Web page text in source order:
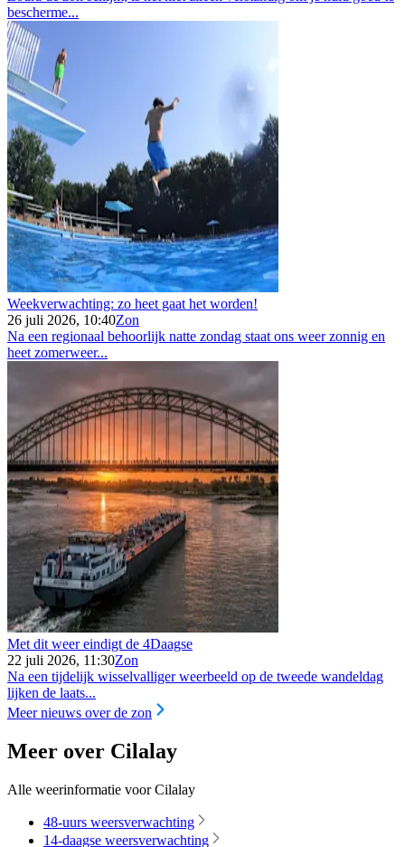
bescherme...
Weekverwachting: zo heet gaat het worden!
26 juli 2026, 10:40Zon
Na een regionaal behoorlijk natte zondag staat ons weer zonnig en
heet zomerweer...
Met dit weer eindigt de 4Daagse
22 juli 2026, 11:30Zon
Na een tijdelijk wisselvalliger weerbeeld op de tweede wandeldag
lijken de laats...
Meer nieuws over de zon
Meer over Cilalay
Alle weerinformatie voor Cilalay
48-uurs weersverwachting
14-daagse weersverwachting